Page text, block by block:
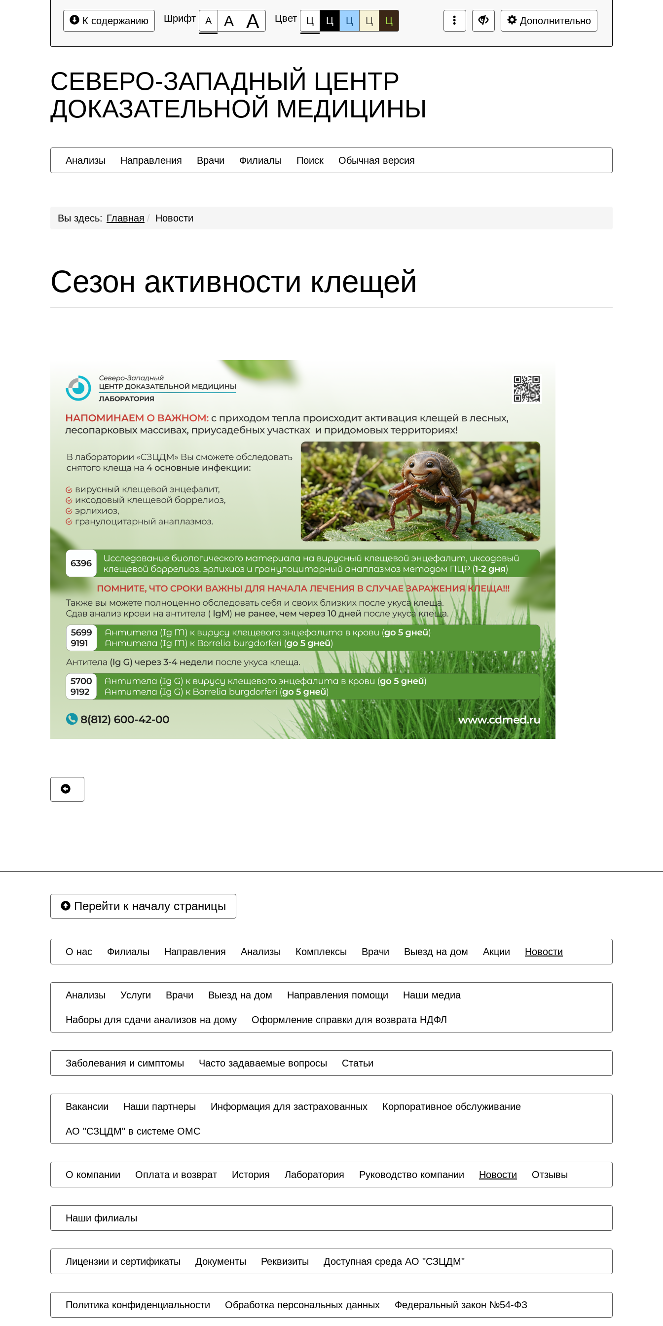
К содержанию Шрифт А А А Цвет Ц Ц Ц Ц Ц Дополнительно
СЕВЕРО-ЗАПАДНЫЙ ЦЕНТР
ДОКАЗАТЕЛЬНОЙ МЕДИЦИНЫ
Анализы Направления Врачи Филиалы Поиск Обычная версия
Вы здесь: Главная Новости
Сезон активности клещей
Перейти к началу страницы
О нас Филиалы Направления Анализы Комплексы Врачи Выезд на дом Акции Новости
Анализы Услуги Врачи Выезд на дом Направления помощи Наши медиа
Наборы для сдачи анализов на дому Оформление справки для возврата НДФЛ
Заболевания и симптомы Часто задаваемые вопросы Статьи
Вакансии Наши партнеры Информация для застрахованных Корпоративное обслуживание
АО "СЗЦДМ" в системе ОМС
О компании Оплата и возврат История Лаборатория Руководство компании Новости Отзывы
Наши филиалы
Лицензии и сертификаты Документы Реквизиты Доступная среда АО "СЗЦДМ"
Политика конфиденциальности Обработка персональных данных Федеральный закон №54-ФЗ